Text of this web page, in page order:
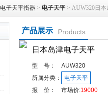
电子天平衡器 > 电子天平 > AUW320日
产品展示 Products
日本岛津电子天平
型 号：
AUW320
所属分类：
电子天平
报 价：
市场价:19000